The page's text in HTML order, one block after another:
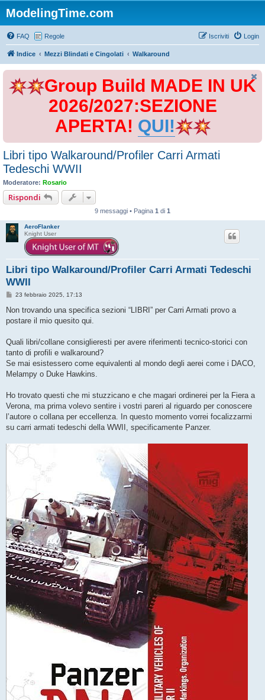
ModelingTime.com
FAQ Regole Login
Iscriviti
Indice Mezzi Blindati e Cingolati Walkaround
Group Build MADE IN UK
2026/2027:SEZIONE
APERTA! QUI!
Libri tipo Walkaround/Profiler Carri Armati
Tedeschi WWII
Moderatore: Rosario
Rispondi
9 messaggi • Pagina 1 di 1
AeroFlanker
Knight User
Libri tipo Walkaround/Profiler Carri Armati Tedeschi
WWII
M
s
a
i
o
23 febbraio 2025, 17:13
Non trovando una specifica sezioni “LIBRI” per Carri Armati provo a
postare il mio quesito qui.
Quali libri/collane consiglieresti per avere riferimenti tecnico-storici con
tanto di profili e walkaround?
Se mai esistessero come equivalenti al mondo degli aerei come i DACO,
Melampy o Duke Hawkins.
Ho trovato questi che mi stuzzicano e che magari ordinerei per la Fiera a
Verona, ma prima volevo sentire i vostri pareri al riguardo per conoscere
l’autore o collana per eccellenza. In questo momento vorrei focalizzarmi
su carri armati tedeschi della WWII, specificamente Panzer.